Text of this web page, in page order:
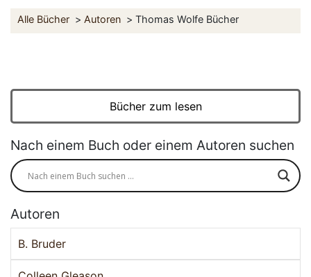
Alle Bücher Autoren Thomas Wolfe Bücher
Bücher zum lesen
Nach einem Buch oder einem Autoren suchen
Autoren
B. Bruder